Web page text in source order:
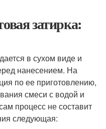
затирка:
в сухом виде и
нанесением. На
по ее приготовлению,
смеси с водой и
процесс не составит
следующая: